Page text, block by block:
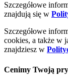
Szczegółowe
znajdują się w
Szczegółowe
cookies, a także w
znajdziesz w
Cenimy Twoją